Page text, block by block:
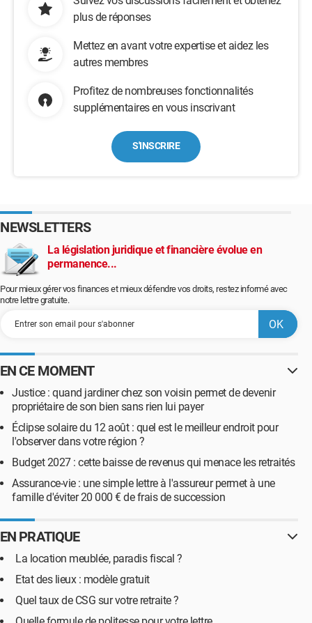
plus de réponses
Mettez en avant votre expertise et aidez les
autres membres
Profitez de nombreuses fonctionnalités
supplémentaires en vous inscrivant
S'INSCRIRE
NEWSLETTERS
La législation juridique et financière évolue en
permanence...
Pour mieux gérer vos finances et mieux défendre vos droits, restez informé avec
notre lettre gratuite.
EN CE MOMENT
Justice : quand jardiner chez son voisin permet de devenir
propriétaire de son bien sans rien lui payer
Éclipse solaire du 12 août : quel est le meilleur endroit pour
l'observer dans votre région ?
Budget 2027 : cette baisse de revenus qui menace les retraités
Assurance-vie : une simple lettre à l'assureur permet à une
famille d'éviter 20 000 € de frais de succession
EN PRATIQUE
La location meublée, paradis fiscal ?
Etat des lieux : modèle gratuit
Quel taux de CSG sur votre retraite ?